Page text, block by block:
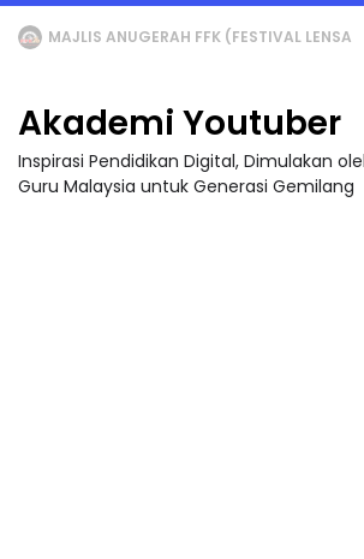
LIVE 🔴 [LIVE] MATEMATIK SR, WANG TAHUN 6 OLEH CIKGU ANITA #ALLINONE #141 #...
Akademi Youtuber
Inspirasi Pendidikan Digital, Dimulakan
Guru Malaysia untuk Generasi Gemilang